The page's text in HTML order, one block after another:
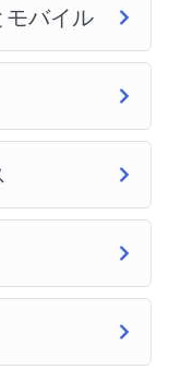
モバイル